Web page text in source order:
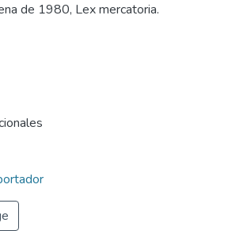
de 1980, Lex mercatoria.